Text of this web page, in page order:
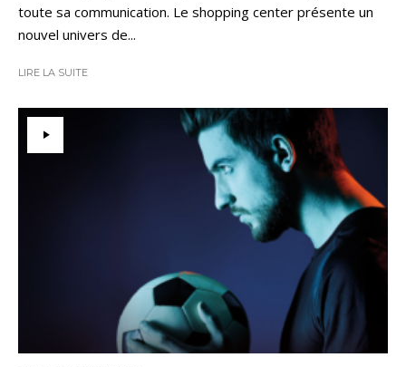
toute sa communication. Le shopping center présente un
nouvel univers de...
LIRE LA SUITE